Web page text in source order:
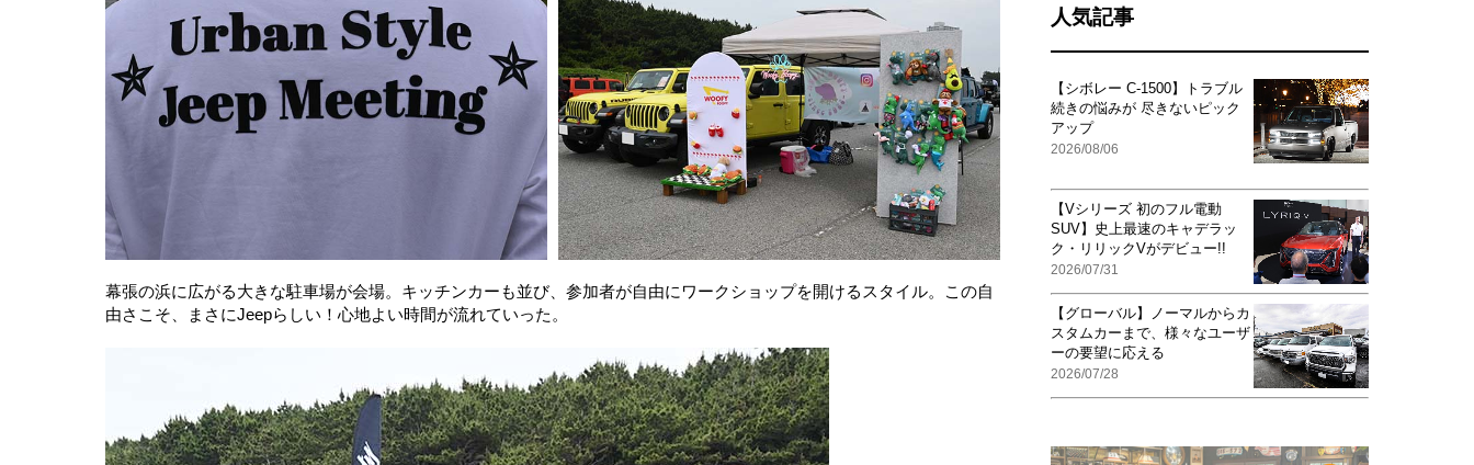
幕張の浜に広がる大きな駐車場が会場。キッチンカーも並び、参加者が自由にワークショップを開けるスタイル。この自
由さこそ、まさにJeepらしい！心地よい時間が流れていった。
人気記事
【シボレー C-1500】トラブル
続きの悩みが 尽きないピック
アップ
2026/08/06
【Vシリーズ 初のフル電動
SUV】史上最速のキャデラッ
ク・リリックVがデビュー!!
2026/07/31
【グローバル】ノーマルからカ
スタムカーまで、様々なユーザ
ーの要望に応える
2026/07/28